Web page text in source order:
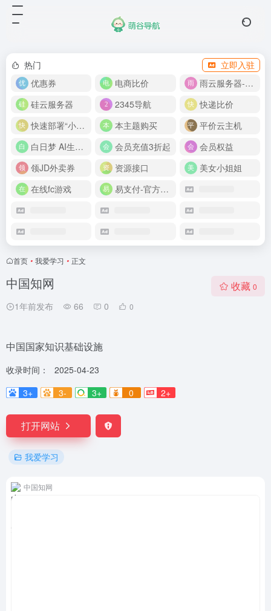
热门
立即入驻
优惠券
电商比价
雨云服务器-新人首月 5 折
硅云服务器
2345导航
快递比价
快速部署“小龙虾”
本主题购买
平价云主机
白日梦 AI生成50分钟视频
会员充值3折起
会员权益
领JD外卖券
资源接口
美女小姐姐
在线fc游戏
易支付-官方网站
首页 • 我爱学习 • 正文
中国知网
1年前发布 66 0 0
收藏 0
中国国家知识基础设施
收录时间：
2025-04-23
3+
3- 3+ 0 2+
打开网站
我爱学习
中国知网